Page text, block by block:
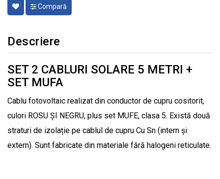
Compară
Descriere
SET 2 CABLURI SOLARE 5 METRI +
SET MUFA
Cablu fotovoltaic realizat din conductor de cupru cositorit,
culori ROSU ȘI NEGRU, plus set MUFE, clasa 5. Există două
straturi de izolație pe cablul de cupru Cu Sn (intern și
extern). Sunt fabricate din materiale fără halogeni reticulate.